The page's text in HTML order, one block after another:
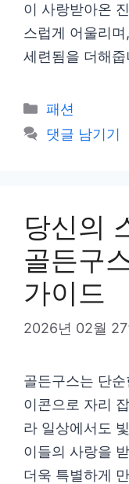
이 사랑받아온
스럽게 어울리
세련됨을 더해
카
테
패션
댓글 남기기
당신의
골든구
가이드
2026년 02월 27
골든구스는 단
이콘으로 자리
라 일상에서도
이들의 사랑을
더욱 특별하게